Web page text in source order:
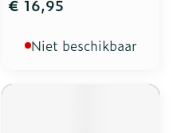
€ 16,95
Niet beschikbaar